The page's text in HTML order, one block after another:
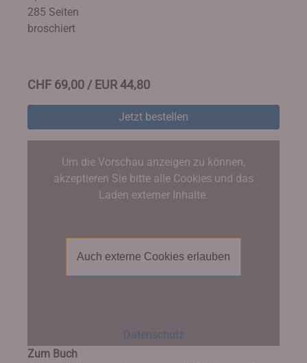
285 Seiten
broschiert
CHF 69,00 / EUR 44,80
Jetzt bestellen
Um die Vorschau anzeigen zu können,
akzeptieren Sie bitte alle Cookies und das
Laden externer Inhalte.
Auch externe Cookies erlauben
Datenschutz
Zum Buch